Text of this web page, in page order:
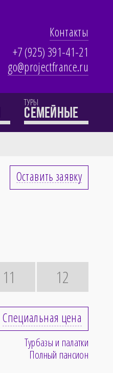
Контакты
+7 (925) 391-41-21
go@projectfrance.ru
Оставить заявку
11 12
Специальная цена
Турбазы и палатки
Полный пансион
ТУРЫ
семейные